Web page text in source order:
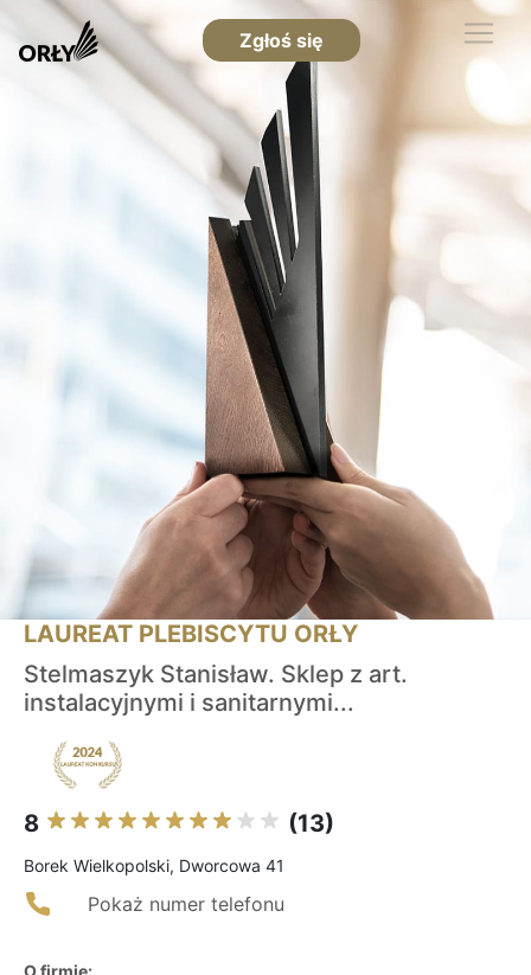
Zgłoś się
LAUREAT PLEBISCYTU ORŁY
Stelmaszyk Stanisław. Sklep z art.
instalacyjnymi i sanitarnymi...
8 (13)
Borek Wielkopolski, Dworcowa 41
Pokaż numer telefonu
O firmie: